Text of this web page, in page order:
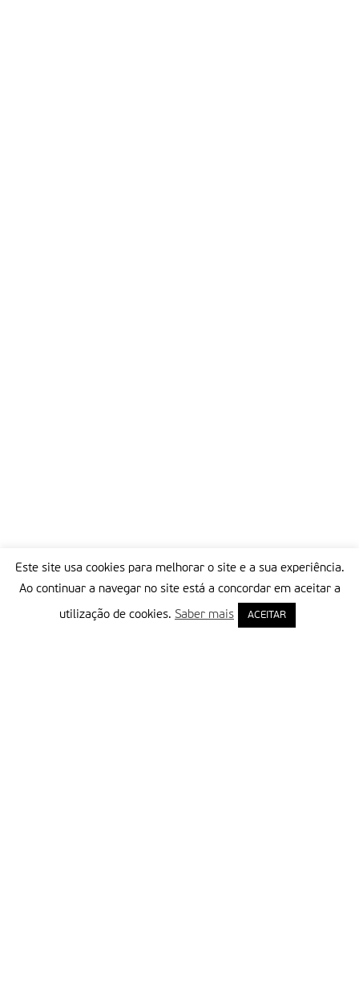
Este site usa cookies para melhorar o site e a sua experiência.
Ao continuar a navegar no site está a concordar em aceitar a
utilização de cookies. Saber mais ACEITAR